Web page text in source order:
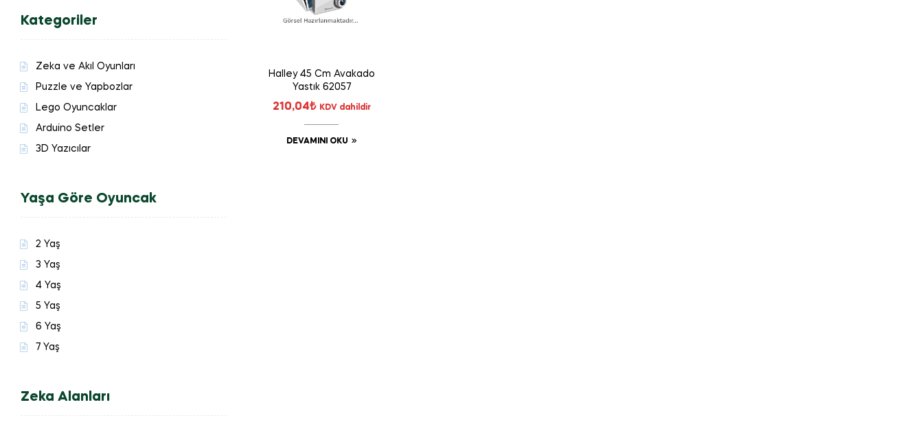
Halley 45 Cm Avakado
Yastık 62057
210,04₺ KDV dahildir
DEVAMINI OKU
Kategoriler
Zeka ve Akıl Oyunları
Puzzle ve Yapbozlar
Lego Oyuncaklar
Arduino Setler
3D Yazıcılar
Yaşa Göre Oyuncak
2 Yaş
3 Yaş
4 Yaş
5 Yaş
6 Yaş
7 Yaş
Zeka Alanları